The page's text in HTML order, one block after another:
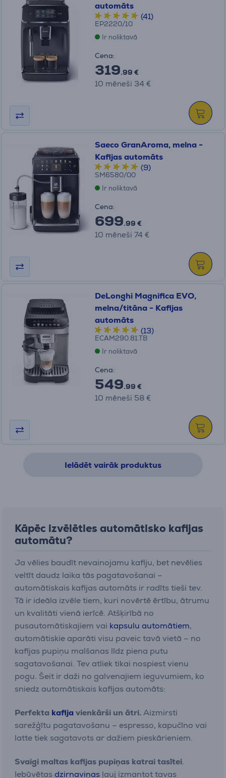
automāts
(41)
EP2220/10
Ir noliktavā
Cena:
319.99 €
10 mēneši 34 €
Saeco GranAroma, melna -
Kafijas automāts
(9)
SM6580/00
Ir noliktavā
Cena:
699.99 €
10 mēneši 74 €
DeLonghi Magnifica EVO,
melna/titāna - Kafijas
automāts
(13)
ECAM290.81.TB
Ir noliktavā
Cena:
549.99 €
10 mēneši 58 €
Ielādēt vairāk produktus
Kāpēc izvēlēties automātisko kafijas
automātu?
Ja vēlies baudīt nevainojamu kafiju, bet nevēlies
veltīt daudz laika tās pagatavošanai –
automātiskais kafijas automāts ir radīts tieši tev.
Tā ir ideāla izvēle tiem, kuri novērtē ērtību, ātrumu
un kvalitāti vienā ierīcē. Atšķirībā no
pusautomātiskajiem vai kapsulu automātiem,
automātiskie aparāti visu paveic tavā vietā – no
kafijas pupiņu malšanas līdz piena putu
sagatavošanai. Tev atliek tikai nospiest vienu
pogu. Šeit ir daži no galvenajiem ieguvumiem, ko
sniedz automātiskais kafijas automāts:
Perfekta kafijavienkārši un ātri.Aizmirsti
sarežģītu pagatavošanu – espresso, kapučīno vai
latte tiek sagatavots ar dažiem pieskārieniem.
Svaigi maltas kafijas pupiņas katrai tasītei.
Iebūvētasdzirnaviņas ļauj izmantot tavas